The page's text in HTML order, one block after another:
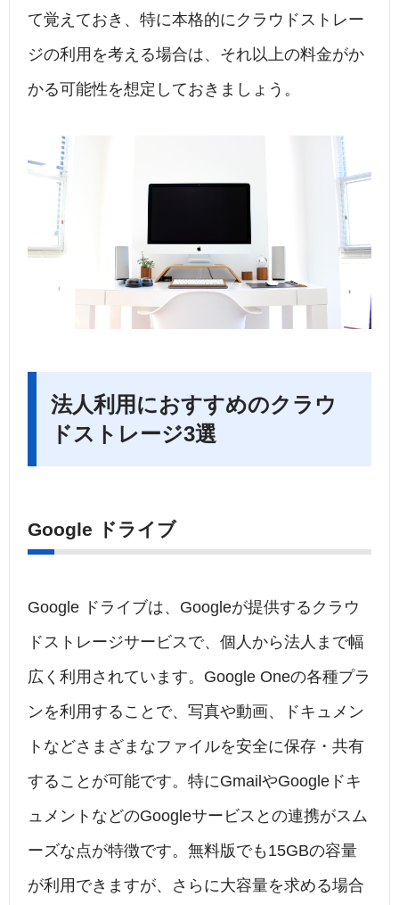
て覚えておき、特に本格的にクラウドストレー
ジの利用を考える場合は、それ以上の料金がか
かる可能性を想定しておきましょう。
法人利用におすすめのクラウ
ドストレージ3選
Google ドライブ
Google ドライブは、Googleが提供するクラウ
ドストレージサービスで、個人から法人まで幅
広く利用されています。Google Oneの各種プラ
ンを利用することで、写真や動画、ドキュメン
トなどさまざまなファイルを安全に保存・共有
することが可能です。特にGmailやGoogleドキ
ュメントなどのGoogleサービスとの連携がスム
ーズな点が特徴です。無料版でも15GBの容量
が利用できますが、さらに大容量を求める場合